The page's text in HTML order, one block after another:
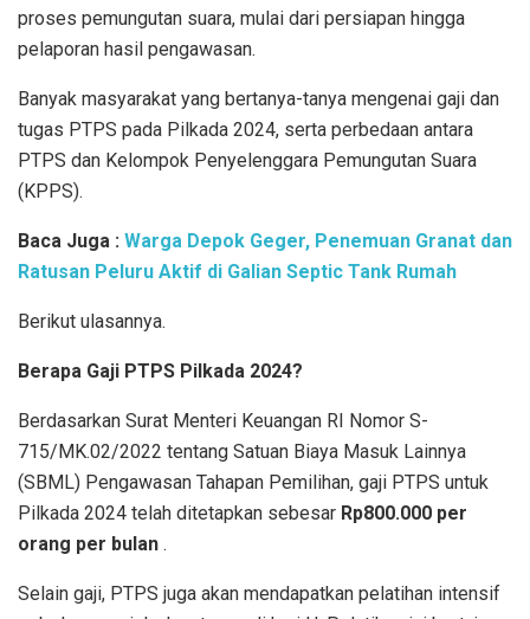
proses pemungutan suara, mulai dari persiapan hingga
pelaporan hasil pengawasan.
Banyak masyarakat yang bertanya-tanya mengenai gaji dan
tugas PTPS pada Pilkada 2024, serta perbedaan antara
PTPS dan Kelompok Penyelenggara Pemungutan Suara
(KPPS).
Baca Juga : Warga Depok Geger, Penemuan Granat dan
Ratusan Peluru Aktif di Galian Septic Tank Rumah
Berikut ulasannya.
Berapa Gaji PTPS Pilkada 2024?
Berdasarkan Surat Menteri Keuangan RI Nomor S-
715/MK.02/2022 tentang Satuan Biaya Masuk Lainnya
(SBML) Pengawasan Tahapan Pemilihan, gaji PTPS untuk
Pilkada 2024 telah ditetapkan sebesar Rp800.000 per
orang per bulan .
Selain gaji, PTPS juga akan mendapatkan pelatihan intensif